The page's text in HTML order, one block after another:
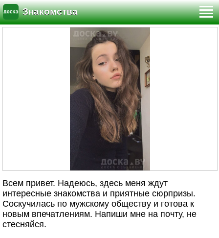
Знакомства
Всем привет. Надеюсь, здесь меня ждут
интересные знакомства и приятные сюрпризы.
Соскучилась по мужскому обществу и готова к
новым впечатлениям. Напиши мне на почту, не
стесняйся.